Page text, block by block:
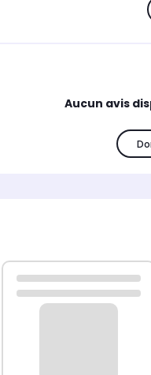
Aucun avis